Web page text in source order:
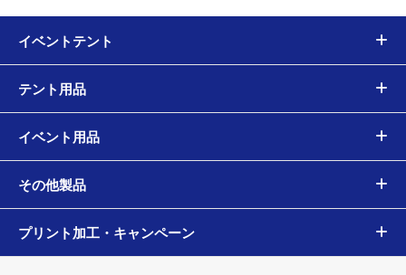
イベントテント
テント用品
イベント用品
その他製品
プリント加工・キャンペーン